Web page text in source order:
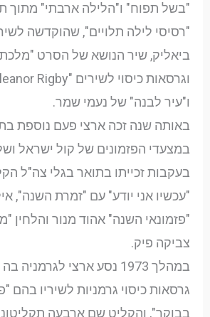
"בשל תפוח" ו"הלילה ארבתי" מתוך
"רסיסי לילה תלויים", שהוקדשה
ביאליק, שיר הנושא של הסרט
ו"עיר לבנה" של נעמי שמר.
באותה שנה זכה ארצי פעם נוספת
במצעדי הפזמונים של קול ישראל
בעקבות זכייתו בתואר בגלי צה"ל
"עכשיו אני יודע" עם "זמרת השנה",
"פזמונאי השנה" אהוד מנור והלחין
צביקה פיק.
במהלך 1973 נסע ארצי
גרסאות כיסוי גרמניות לשיריו
בבוקר", והקליט שם ארבעה